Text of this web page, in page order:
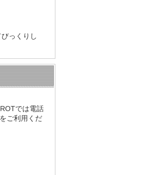
っくりし
では電話
ご利用くだ